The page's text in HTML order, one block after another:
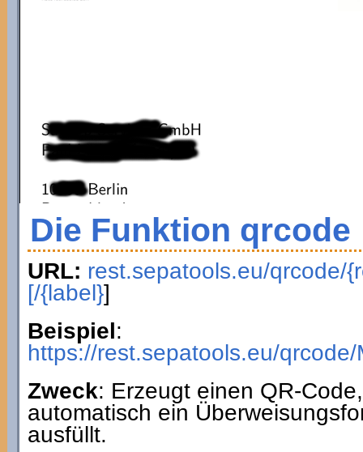
Die Funktion qrcode
URL: rest.sepatools.eu/qrcode/
[/{label}]
Beispiel:
https://rest.sepatools.eu/
Zweck: Erzeugt einen QR-
automatisch ein
ausfüllt.